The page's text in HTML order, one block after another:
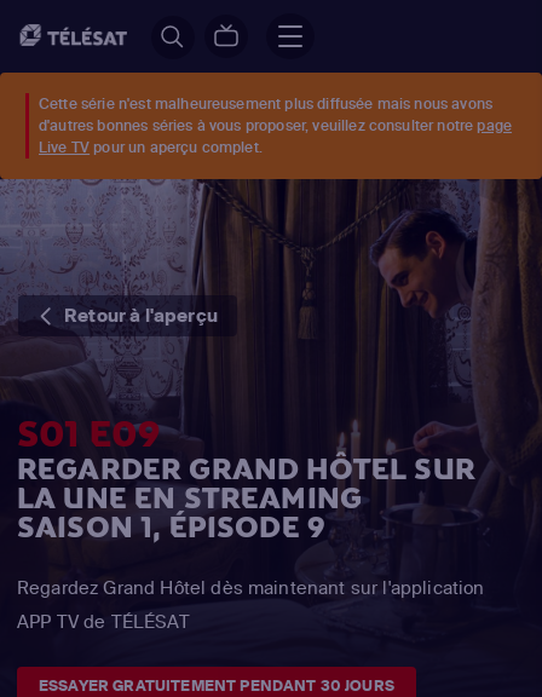
Cette série n'est malheureusement plus diffusée mais nous avons
d'autres bonnes séries à vous proposer, veuillez consulter notre page
Live TV pour un aperçu complet.
Retour à l'aperçu
S01 E09
REGARDER GRAND HÔTEL SUR
LA UNE EN STREAMING
SAISON 1, ÉPISODE 9
Regardez Grand Hôtel dès maintenant sur l'application
APP TV de TÉLÉSAT
ESSAYER GRATUITEMENT PENDANT 30 JOURS